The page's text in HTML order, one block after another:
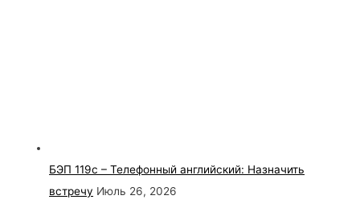
БЭП 119с – Телефонный английский: Назначить
встречу Июль 26, 2026